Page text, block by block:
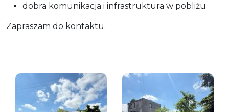
dobra komunikacja i infrastruktura w pobliżu
Zapraszam do kontaktu.